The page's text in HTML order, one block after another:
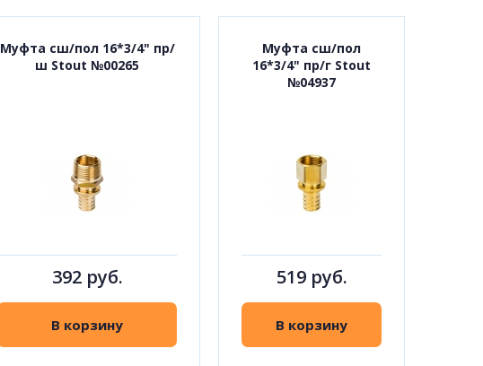
Муфта сш/пол 16*3/4" пр/
ш Stout №00265
392 руб.
В корзину
Муфта сш/пол
16*3/4" пр/г Stout
№04937
519 руб.
В корзину